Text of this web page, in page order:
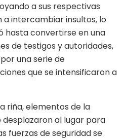
a sus respectivas
intercambiar insultos, lo
hasta convertirse en una
de testigos y autoridades,
una serie de
que se intensificaron a
riña, elementos de la
desplazaron al lugar para
fuerzas de seguridad se